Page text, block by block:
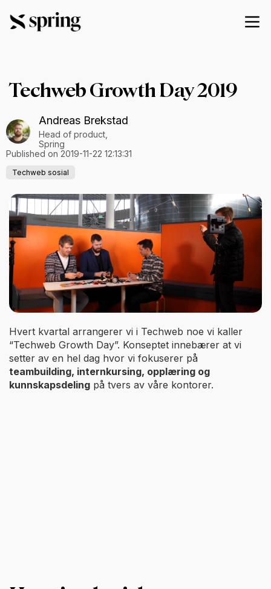
Techweb Growth Day 2019
Andreas Brekstad
Head of product,
Spring
Published on 2019-11-22 12:13:31
Techweb sosial
Hvert kvartal arrangerer vi i Techweb noe vi kaller
“Techweb Growth Day”. Konseptet innebærer at vi
setter av en hel dag hvor vi fokuserer på
teambuilding, internkursing, opplæring og
kunnskapsdeling på tvers av våre kontorer.